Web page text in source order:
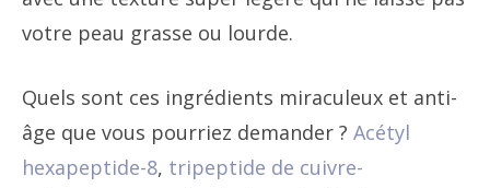
votre peau grasse ou lourde.
Quels sont ces ingrédients miraculeux et anti-
âge que vous pourriez demander ? Acétyl
hexapeptide-8, tripeptide de cuivre-